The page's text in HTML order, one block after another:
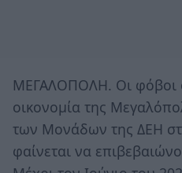
ΜΕΓΑΛΟΠΟΛΗ. Οι φόβοι
οικονομία της
των Μονάδων της ΔΕΗ
φαίνεται να